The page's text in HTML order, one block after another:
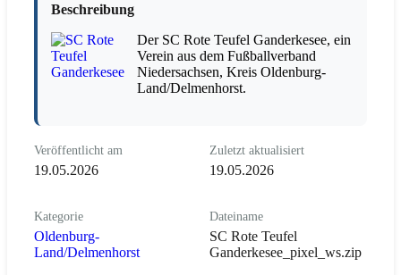
Beschreibung
Der SC Rote Teufel Ganderkesee, ein
Verein aus dem Fußballverband
Niedersachsen, Kreis Oldenburg-
Land/Delmenhorst.
Veröffentlicht am
19.05.2026
Zuletzt aktualisiert
19.05.2026
Kategorie
Oldenburg-
Land/Delmenhorst
Dateiname
SC Rote Teufel
Ganderkesee_pixel_ws.zip